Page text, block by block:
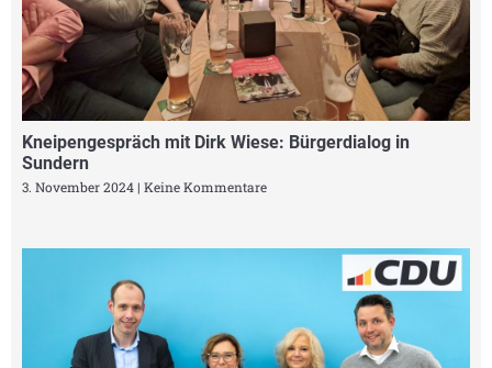
Kneipengespräch mit Dirk Wiese: Bürgerdialog in
Sundern
3. November 2024 Keine Kommentare